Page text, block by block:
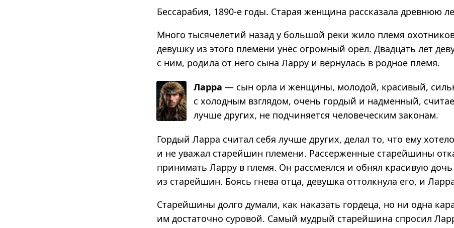
Бессарабия, 1890-е годы. Старая женщина рассказала древнюю
Много тысячелетий назад у большой реки жило племя
девушку из этого племени унёс огромный орёл. Двадцать лет
с ним, родила от него сына Ларру и вернулась в родное племя.
Ларра — сын орла и жен­щины, моло­дой, кра­си­вый,
с холод­ным взгля­дом, очень гор­дый и над­мен­ный,
лучше дру­гих, не под­чи­ня­ется чело­ве­че­ским зако­нам.
Гордый Ларра считал себя лучше других, делал то, что ему
и не уважал старейшин племени. Рассерженные старейшины
принимать Ларру в племя. Он рассмеялся и обнял красивую дочь
из старейшин. Боясь гнева отца, девушка оттолкнула его, и
Старейшины долго думали, как наказать гордеца, но ни одна
им достаточно суровой. Самый мудрый старейшина спросил